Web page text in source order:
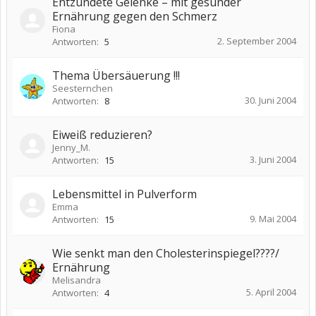
Ernährung gegen den Schmerz
Fiona
Antworten: 5 2. September 2004
Thema Übersäuerung !!!
Seesternchen
Antworten: 8 30. Juni 2004
Eiweiß reduzieren?
Jenny_M.
Antworten: 15 3. Juni 2004
Lebensmittel in Pulverform
Emma
Antworten: 15 9. Mai 2004
Wie senkt man den Cholesterinspiegel????/
Ernährung
Melisandra
Antworten: 4 5. April 2004